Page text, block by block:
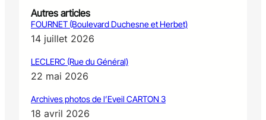
Autres articles
FOURNET (Boulevard Duchesne et Herbet)
14 juillet 2026
LECLERC (Rue du Général)
22 mai 2026
Archives photos de l’Eveil CARTON 3
18 avril 2026